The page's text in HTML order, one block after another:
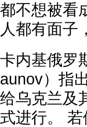
都不想被看
人都有面子
卡内基俄罗
aunov）指
给乌克兰及
式进行。